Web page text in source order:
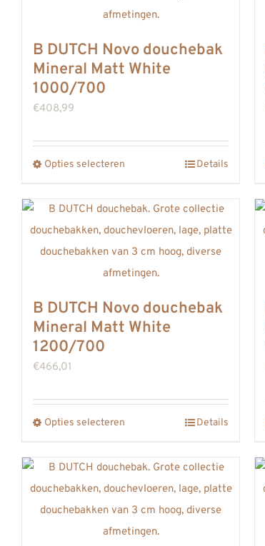
B DUTCH Novo douchebak
Mineral Matt White
1000/700
€408,99
Opties selecteren
heeft
meerdere
variaties.
Deze
kan
de
productpagina
Details
B DUTCH Novo douchebak
Mineral Matt White
1200/700
€466,01
Opties selecteren
heeft
meerdere
variaties.
Deze
Details